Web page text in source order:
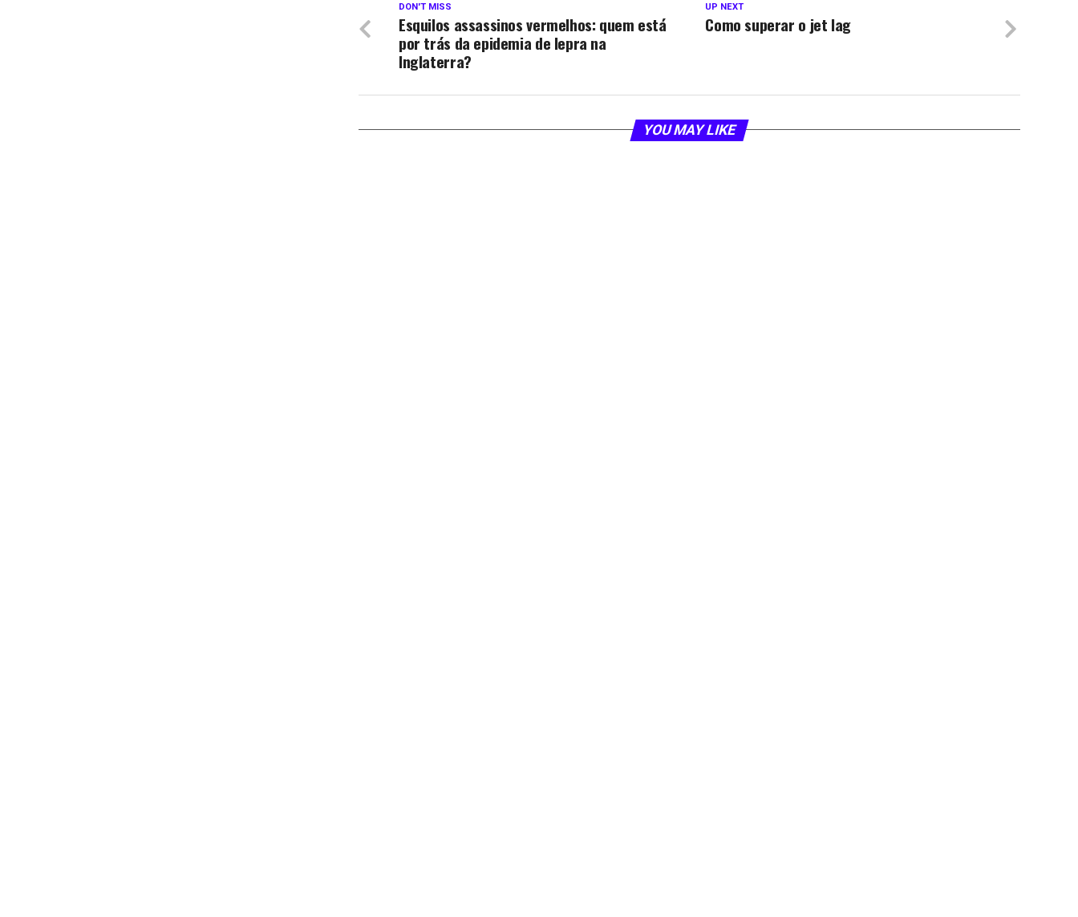
UP NEXT
Como superar o jet lag
DON'T MISS
Esquilos assassinos vermelhos: quem está
por trás da epidemia de lepra na
Inglaterra?
YOU MAY LIKE